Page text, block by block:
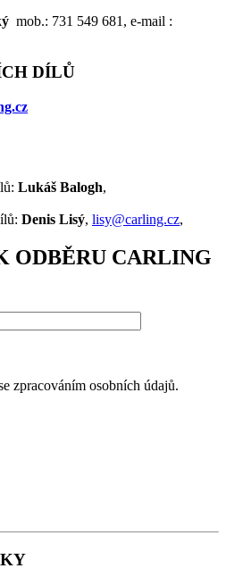
mob.: 731 549 681, e-mail :
DÍLŮ
Lukáš Balogh,
Denis Lisý, lisy@carling.cz,
ODBĚRU CARLING
zpracováním osobních údajů.